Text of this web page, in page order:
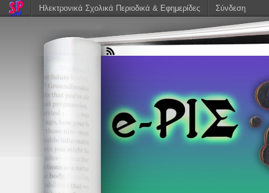
Ηλεκτρονικά Σχολικά Περιοδικά & Εφημερίδες Σύνδεση